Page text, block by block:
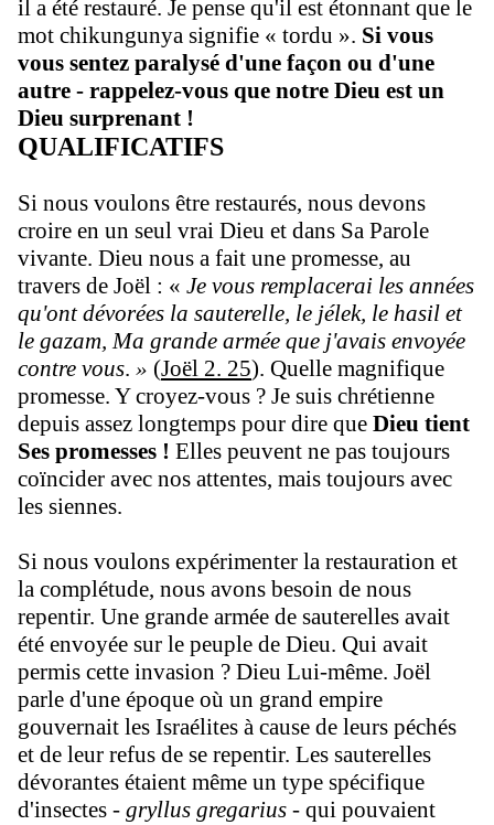
il a été restauré. Je pense qu'il est étonnant que le
mot chikungunya signifie « tordu ». Si vous
vous sentez paralysé d'une façon ou d'une
autre - rappelez-vous que notre Dieu est un
Dieu surprenant !
QUALIFICATIFS
Si nous voulons être restaurés, nous devons
croire en un seul vrai Dieu et dans Sa Parole
vivante. Dieu nous a fait une promesse, au
travers de Joël : « Je vous remplacerai les années
qu'ont dévorées la sauterelle, le jélek, le hasil et
le gazam, Ma grande armée que j'avais envoyée
contre vous. » (Joël 2. 25). Quelle magnifique
promesse. Y croyez-vous ? Je suis chrétienne
depuis assez longtemps pour dire que Dieu tient
Ses promesses ! Elles peuvent ne pas toujours
coïncider avec nos attentes, mais toujours avec
les siennes.
Si nous voulons expérimenter la restauration et
la complétude, nous avons besoin de nous
repentir. Une grande armée de sauterelles avait
été envoyée sur le peuple de Dieu. Qui avait
permis cette invasion ? Dieu Lui-même. Joël
parle d'une époque où un grand empire
gouvernait les Israélites à cause de leurs péchés
et de leur refus de se repentir. Les sauterelles
dévorantes étaient même un type spécifique
d'insectes - gryllus gregarius - qui pouvaient